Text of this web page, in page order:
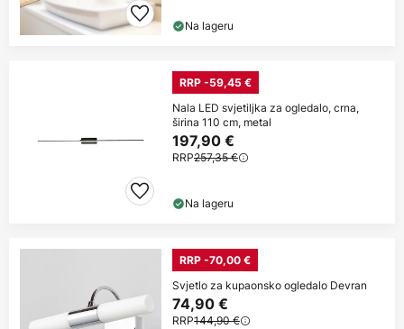
Na lageru
RRP -59,45 €
Nala LED svjetiljka za ogledalo, crna,
širina 110 cm, metal
197,90 €
RRP257,35 €
Na lageru
RRP -70,00 €
Svjetlo za kupaonsko ogledalo Devran
74,90 €
RRP144,90 €